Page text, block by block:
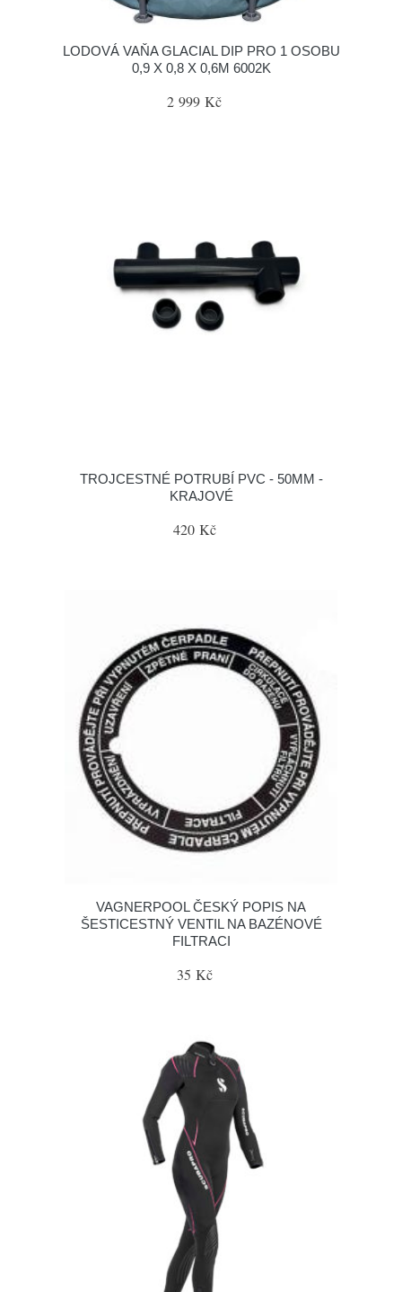
LODOVÁ VAŇA GLACIAL DIP PRO 1 OSOBU
0,9 X 0,8 X 0,6M 6002K
2 999 Kč
TROJCESTNÉ POTRUBÍ PVC - 50MM -
KRAJOVÉ
420 Kč
VAGNERPOOL ČESKÝ POPIS NA
ŠESTICESTNÝ VENTIL NA BAZÉNOVÉ
FILTRACI
35 Kč